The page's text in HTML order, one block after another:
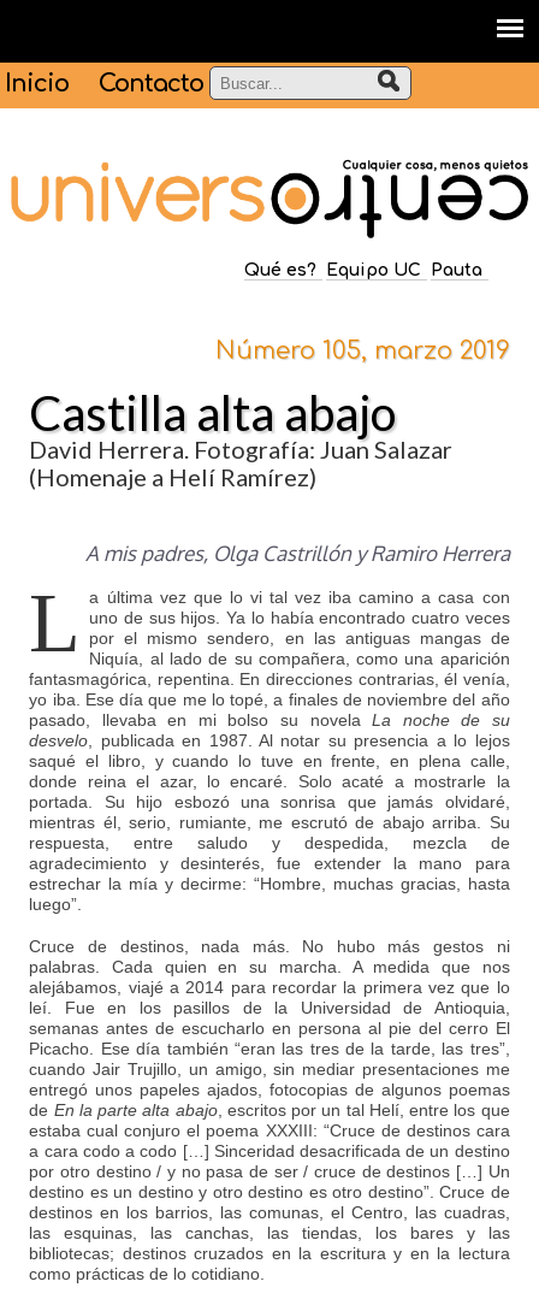
Inicio Contacto
Qué es? Equipo UC Pauta
Número 105, marzo 2019
Castilla alta abajo
David Herrera. Fotografía: Juan Salazar
(Homenaje a Helí Ramírez)
A mis padres, Olga Castrillón y Ramiro Herrera
L
a última vez que lo vi tal vez iba camino a casa con
uno de sus hijos. Ya lo había encontrado cuatro veces
por el mismo sendero, en las antiguas mangas de
Niquía, al lado de su compañera, como una aparición
fantasmagórica, repentina. En direcciones contrarias, él venía,
yo iba. Ese día que me lo topé, a finales de noviembre del año
pasado, llevaba en mi bolso su novelaLa noche de su
desvelo , publicada en 1987. Al notar su presencia a lo lejos
saqué el libro, y cuando lo tuve en frente, en plena calle,
donde reina el azar, lo encaré. Solo acaté a mostrarle la
portada. Su hijo esbozó una sonrisa que jamás olvidaré,
mientras él, serio, rumiante, me escrutó de abajo arriba. Su
respuesta, entre saludo y despedida, mezcla de
agradecimiento y desinterés, fue extender la mano para
estrechar la mía y decirme: “Hombre, muchas gracias, hasta
luego”.
Cruce de destinos, nada más. No hubo más gestos ni
palabras. Cada quien en su marcha. A medida que nos
alejábamos, viajé a 2014 para recordar la primera vez que lo
leí. Fue en los pasillos de la Universidad de Antioquia,
semanas antes de escucharlo en persona al pie del cerro El
Picacho. Ese día también “eran las tres de la tarde, las tres”,
cuando Jair Trujillo, un amigo, sin mediar presentaciones me
entregó unos papeles ajados, fotocopias de algunos poemas
de En la parte alta abajo, escritos por un tal Helí, entre los que
estaba cual conjuro el poema XXXIII: “Cruce de destinos cara
a cara codo a codo […] Sinceridad desacrificada de un destino
por otro destino / y no pasa de ser / cruce de destinos […] Un
destino es un destino y otro destino es otro destino”. Cruce de
destinos en los barrios, las comunas, el Centro, las cuadras,
las esquinas, las canchas, las tiendas, los bares y las
bibliotecas; destinos cruzados en la escritura y en la lectura
como prácticas de lo cotidiano.